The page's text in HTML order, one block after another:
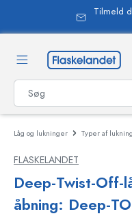
Tilmeld
Låg og lukninger Typer af lukning
FLASKELANDET
Deep-Twist-
åbning: Deep-